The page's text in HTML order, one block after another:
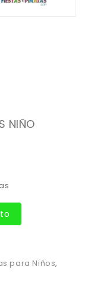
NIÑO
para Niños,